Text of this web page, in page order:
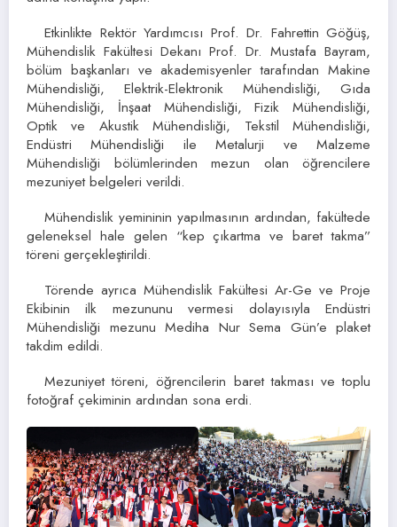
Etkinlikte Rektör Yardımcısı Prof. Dr. Fahrettin Göğüş,
Mühendislik Fakültesi Dekanı Prof. Dr. Mustafa Bayram,
bölüm başkanları ve akademisyenler tarafından Makine
Mühendisliği, Elektrik-Elektronik Mühendisliği, Gıda
Mühendisliği, İnşaat Mühendisliği, Fizik Mühendisliği,
Optik ve Akustik Mühendisliği, Tekstil Mühendisliği,
Endüstri Mühendisliği ile Metalurji ve Malzeme
Mühendisliği bölümlerinden mezun olan öğrencilere
mezuniyet belgeleri verildi.
Mühendislik yemininin yapılmasının ardından, fakültede
geleneksel hale gelen “kep çıkartma ve baret takma”
töreni gerçekleştirildi.
Törende ayrıca Mühendislik Fakültesi Ar-Ge ve Proje
Ekibinin ilk mezununu vermesi dolayısıyla Endüstri
Mühendisliği mezunu Mediha Nur Sema Gün’e plaket
takdim edildi.
Mezuniyet töreni, öğrencilerin baret takması ve toplu
fotoğraf çekiminin ardından sona erdi.